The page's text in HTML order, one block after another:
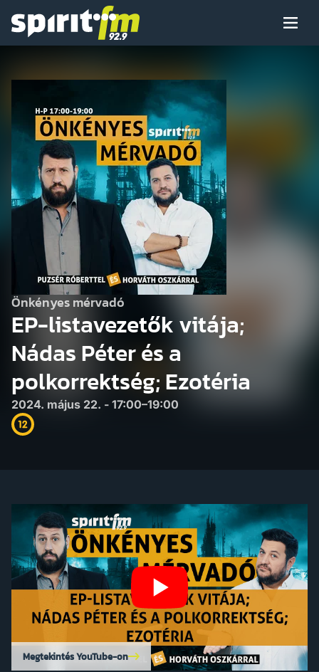
Spirit
Menü
Műsoraink
Arcaink
Műsor
Hírek
Önkényes mérvadó
EP-listavezetők vitája;
Nádas Péter és a
polkorrektség; Ezotéria
2024. május 22. - 17:00–19:00
Megtekintés YouTube-on